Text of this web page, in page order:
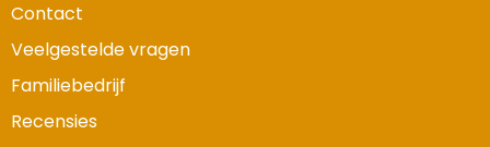
Contact
Veelgestelde vragen
Familiebedrijf
Recensies